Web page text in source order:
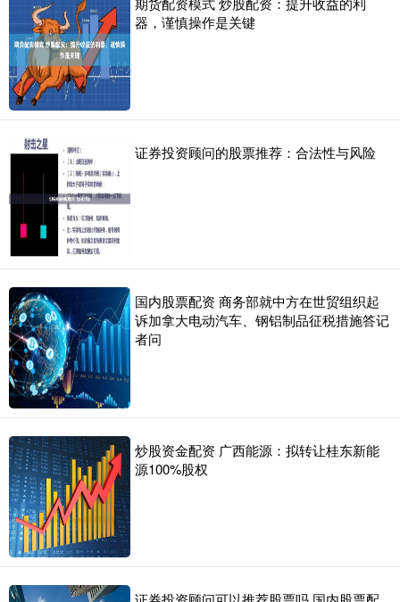
器，谨慎操作是关键
证券投资顾问的股票推荐：合法性与风险
国内股票配资 商务部就中方在世贸组织起
诉加拿大电动汽车、钢铝制品征税措施答记
者问
炒股资金配资 广西能源：拟转让桂东新能
源100%股权